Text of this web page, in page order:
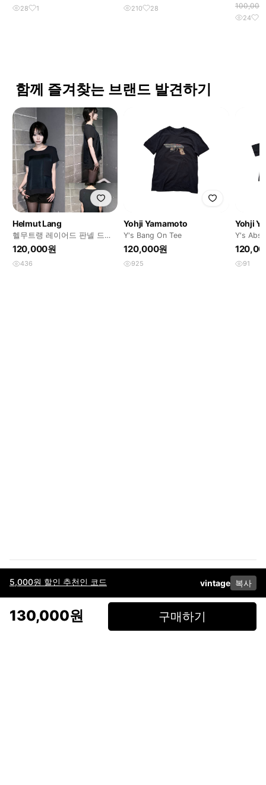
5,000원 할인 추천인 코드 vintage 복사
130,000원 구매하기
28 1 210 28 100,000
24 2
함께 즐겨찾는 브랜드 발견하기
Helmut Lang
헬무트랭 레이어드 판넬 드레
이프 티셔츠
120,000원
436
Yohji Yamamoto
Y's Bang On Tee
120,000원
925
Yohji
Y's
91
이용약관고객센터판매개인정보 처리방침사업자 정보다운로드
페이스북